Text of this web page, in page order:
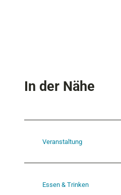
In der Nähe
Veranstaltung
Essen & Trinken